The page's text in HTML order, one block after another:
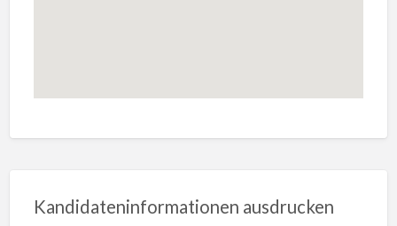
Kandidateninformationen ausdrucken